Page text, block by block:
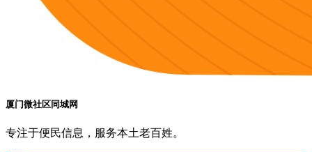
厦门微社区同城网
专注于便民信息，服务本土老百姓。